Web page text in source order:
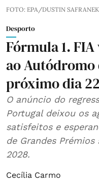
FOTO: EPA/DUSTIN SAFRANEK
Desporto
Fórmula 1.
ao
próximo dia
O anúncio do
Portugal deixou os
satisfeitos e
de Grandes
2028.
Cecília Carmo